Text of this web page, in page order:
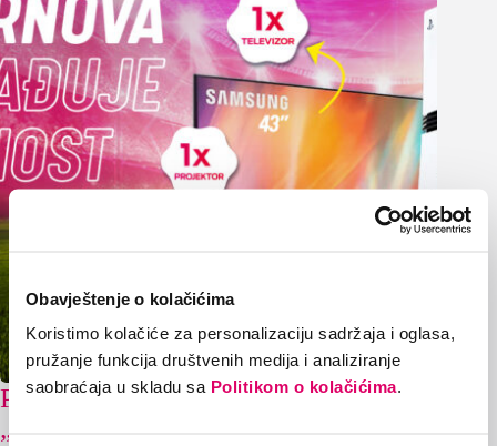
Obavještenje o kolačićima
Koristimo kolačiće za personalizaciju sadržaja i oglasa,
pružanje funkcija društvenih medija i analiziranje
saobraćaja u skladu sa Politikom o kolačićima.
Poznati dobitnici nagradne igre
„Supernova nagrađuje vjernost“